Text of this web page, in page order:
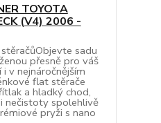
TOYOTA
(V4) 2006 -
sadu
přesně pro váš
v nejnáročnějším
flat stěrače
a hladký chod,
nečistoty spolehlivě
pryži s nano